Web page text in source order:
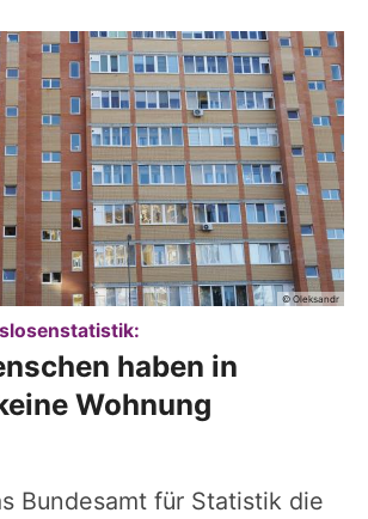
© Oleksandr
haben in
Wohnung
Bundesamt für Statistik die